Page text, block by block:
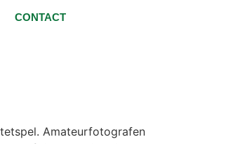
CONTACT
Amateurfotografen